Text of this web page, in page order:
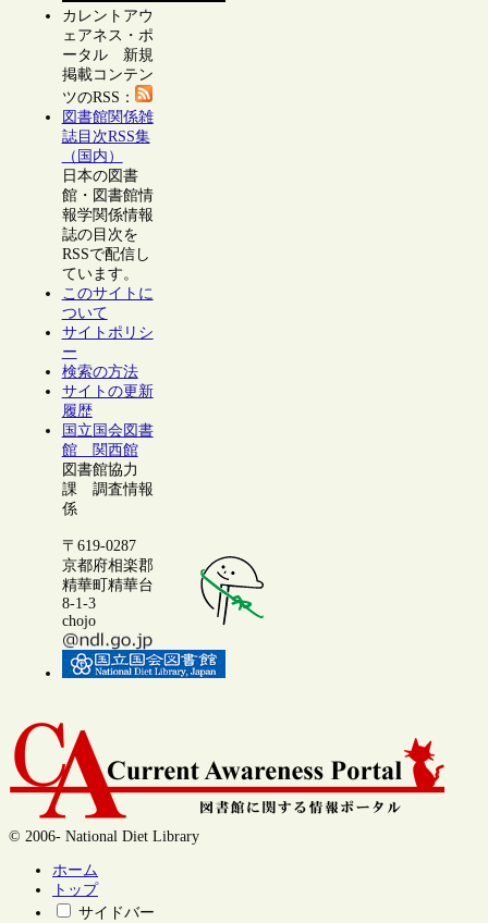
カレントアウ
ェアネス・ポ
ータル 新規
掲載コンテン
ツのRSS：
図書館関係雑
誌目次RSS集
（国内）
日本の図書
館・図書館情
報学関係情報
誌の目次を
RSSで配信し
ています。
このサイトに
ついて
サイトポリシ
ー
検索の方法
サイトの更新
履歴
国立国会図書
館 関西館
図書館協力
課 調査情報
係
〒619-0287
京都府相楽郡
精華町精華台
8-1-3
chojo
© 2006- National Diet Library
ホーム
トップ
サイドバー